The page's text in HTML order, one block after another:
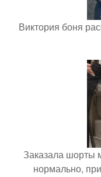
Виктория боня
Заказала шорты
нормально,